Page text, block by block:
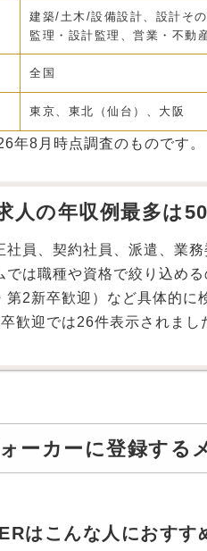
建築/土木/設備設計、設計そ
監理・設計監理、営業・不動
全国
東京、東北（仙台）、大阪
年8月 時点調査のものです。
人の年収例最多は
社員、契約社員、派遣、業務
では職種や資格で絞り込め
第2新卒歓迎）など具体的に
歓迎では26件表示されま
ーカーに登録する
はこんな人におすす